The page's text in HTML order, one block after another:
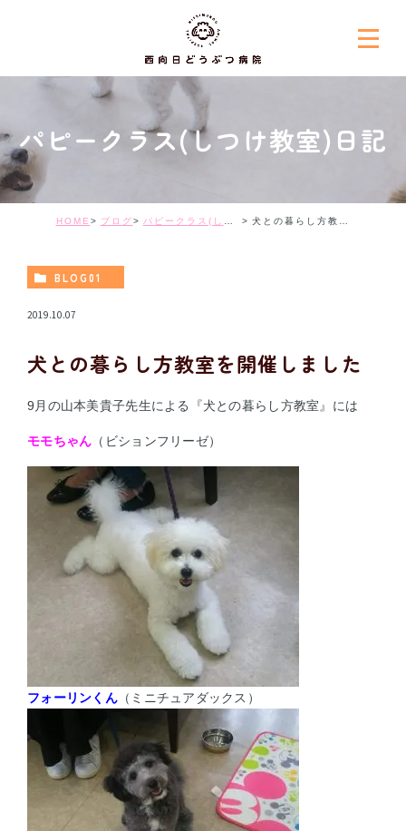
パピークラス(しつけ教室)日記
HOME ブログ パピークラス(しつけ教室)日記 犬との暮らし方教室を開催しました
BLOG01
2019.10.07
犬との暮らし方教室を開催しました
9月の山本美貴子先生による『犬との暮らし方教室』には
モモちゃん （ビションフリーゼ）
フォーリンくん（ミニチュアダックス）